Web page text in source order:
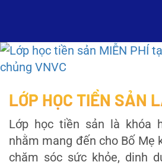
LỚP HỌC TIỀN SẢN
Lớp học tiền sản là khóa
nhằm mang đến cho Bố Mẹ
chăm sóc sức khỏe, dinh